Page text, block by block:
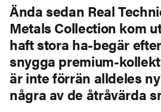
Ända sedan Real
Metals Collection kom
haft stora ha-begär
snygga premium-
är inte förrän alldeles
några av de åtråvärda